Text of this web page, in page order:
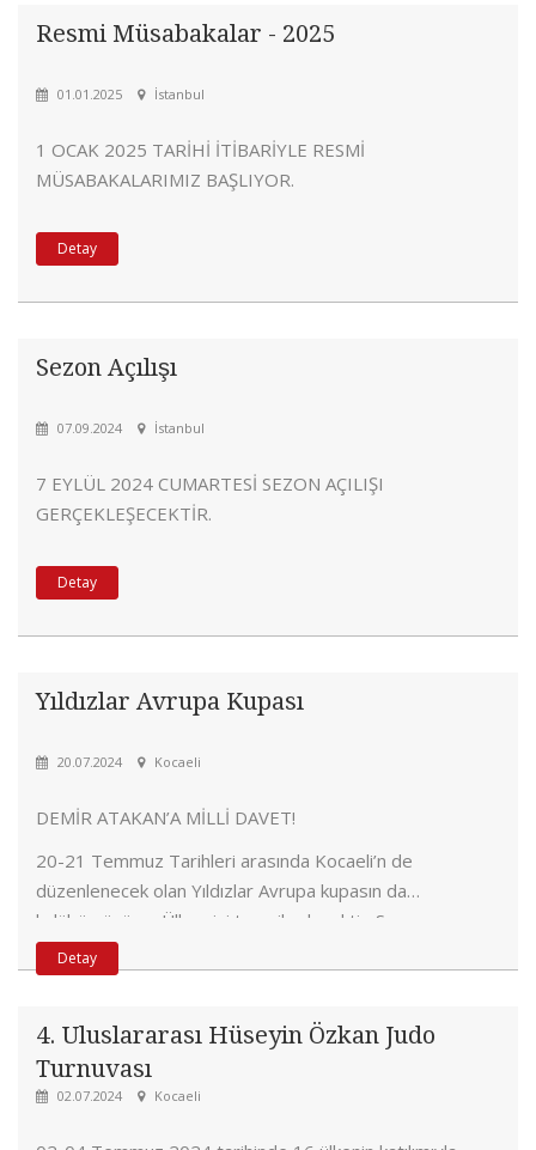
Resmi Müsabakalar - 2025
01.01.2025 İstanbul
1 OCAK 2025 TARİHİ İTİBARİYLE RESMİ
MÜSABAKALARIMIZ BAŞLIYOR.
Detay
Sezon Açılışı
07.09.2024 İstanbul
7 EYLÜL 2024 CUMARTESİ SEZON AÇILIŞI
GERÇEKLEŞECEKTİR.
Detay
Yıldızlar Avrupa Kupası
20.07.2024 Kocaeli
DEMİR ATAKAN’A MİLLİ DAVET!
20-21 Temmuz Tarihleri arasında Kocaeli’n de
düzenlenecek olan Yıldızlar Avrupa kupasın da
kulübümüzü ve Ülkemizi temsil edecektir. Sporcumuz
bizleri grurlandırmaya devam ediyor.
Detay
4. Uluslararası Hüseyin Özkan Judo
Turnuvası
02.07.2024 Kocaeli